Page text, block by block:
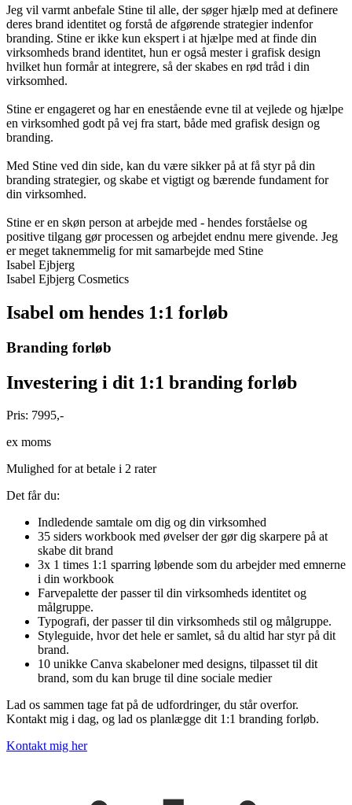
Jeg vil varmt anbefale Stine til alle, der søger hjælp med at definere
deres brand identitet og forstå de afgørende strategier indenfor
branding. Stine er ikke kun ekspert i at hjælpe med at finde din
virksomheds brand identitet, hun er også mester i grafisk design
hvilket hun formår at integrere, så der skabes en rød tråd i din
virksomhed.
Stine er engageret og har en enestående evne til at vejlede og hjælpe
en virksomhed godt på vej fra start, både med grafisk design og
branding.
Med Stine ved din side, kan du være sikker på at få styr på din
branding strategier, og skabe et vigtigt og bærende fundament for
din virksomhed.
Stine er en skøn person at arbejde med - hendes forståelse og
positive tilgang gør processen og arbejdet endnu mere givende. Jeg
er meget taknemmelig for mit samarbejde med Stine
Isabel Ejbjerg
Isabel Ejbjerg Cosmetics
Isabel om hendes 1:1 forløb
Branding forløb
Investering i dit 1:1 branding forløb
Pris: 7995,-
ex moms
Mulighed for at betale i 2 rater
Det får du:
Indledende samtale om dig og din virksomhed
35 siders workbook med øvelser der gør dig skarpere på at
skabe dit brand
3x 1 times 1:1 sparring løbende som du arbejder med emnerne
i din workbook
Farvepalette der passer til din virksomheds identitet og
målgruppe.
Typografi, der passer til din virksomheds stil og målgruppe.
Styleguide, hvor det hele er samlet, så du altid har styr på dit
brand.
10 unikke Canva skabeloner med designs, tilpasset til dit
brand, som du kan bruge til dine sociale medier
Lad os sammen tage fat på de udfordringer, du står overfor.
Kontakt mig i dag, og lad os planlægge dit 1:1 branding forløb.
Kontakt mig her